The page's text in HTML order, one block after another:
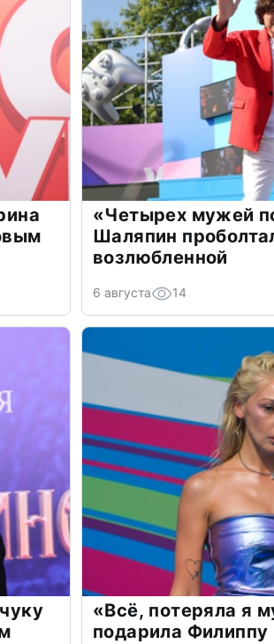
«Четырех мужей
Шаляпин
возлюбленной
6 августа 14
«Всё, потеряла я
подарила